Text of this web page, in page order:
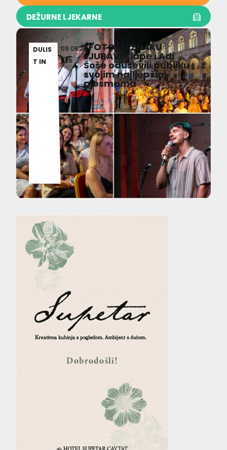
DEŽURNE LJEKARNE
DULIS
T IN
09.08.2
026
(FOTO) U ZNAKU
LJUBAVI Klape i Adi
Šoše oduševili publiku
svojim najljepšim
pjesmama